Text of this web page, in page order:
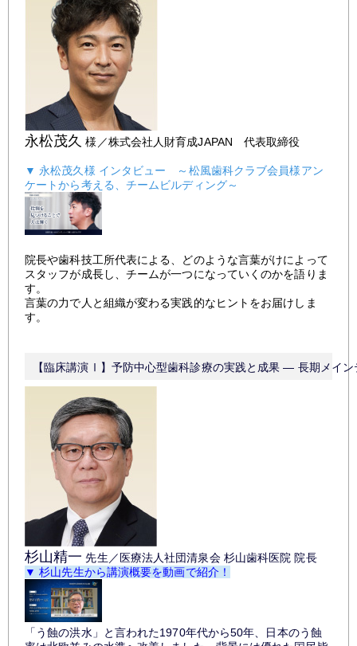
永松茂久 様／株式会社人財育成JAPAN 代表取締役
▼ 永松茂久様 インタビュー ～松風歯科クラブ会員様アン
ケートから考える、チームビルディング～
院長や歯科技工所代表による、どのような言葉がけによって
スタッフが成長し、チームが一つになっていくのかを語りま
す。
言葉の力で人と組織が変わる実践的なヒントをお届けしま
す。
【臨床講演Ⅰ】予防中心型歯科診療の実践と成果 ― 長期メイ
杉山精一 先生／医療法人社団清泉会 杉山歯科医院 院長
▼ 杉山先生から講演概要を動画で紹介！
「う蝕の洪水」と言われた1970年代から50年、日本のう蝕